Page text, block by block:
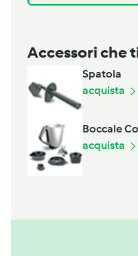
Accessori che
Spatola
acquista
Boccale
acquista